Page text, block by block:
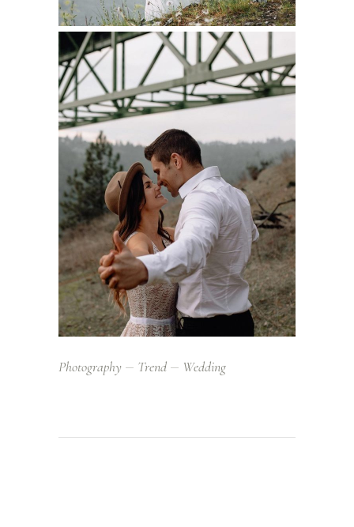
Photography Trend Wedding